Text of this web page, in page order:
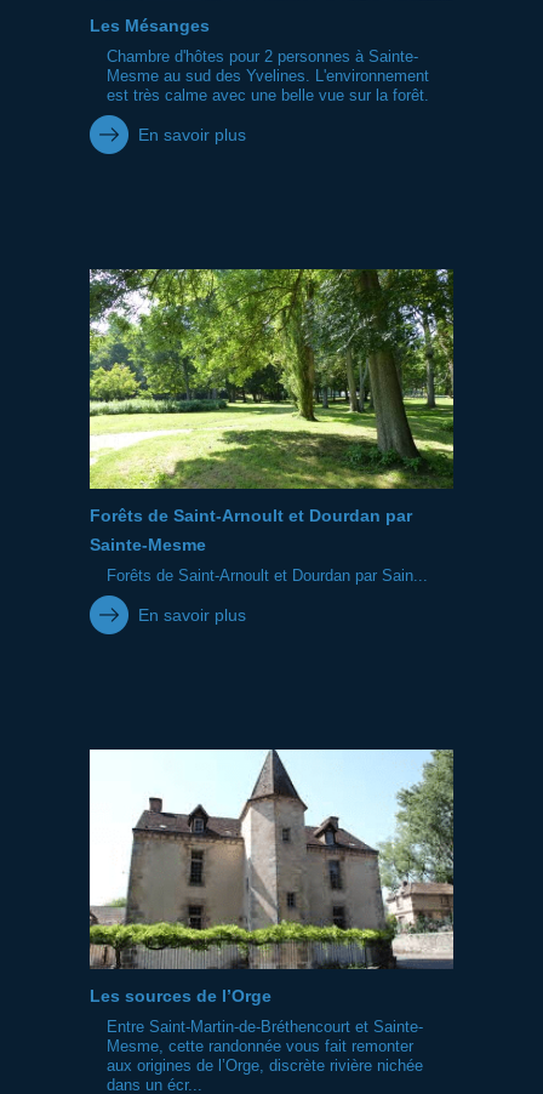
Les Mésanges
Chambre d'hôtes pour 2 personnes à Sainte-
Mesme au sud des Yvelines. L'environnement
est très calme avec une belle vue sur la forêt.
En savoir plus
Forêts de Saint-Arnoult et Dourdan par
Sainte-Mesme
Forêts de Saint-Arnoult et Dourdan par Sain...
En savoir plus
Les sources de l’Orge
Entre Saint-Martin-de-Bréthencourt et Sainte-
Mesme, cette randonnée vous fait remonter
aux origines de l’Orge, discrète rivière nichée
dans un écr...